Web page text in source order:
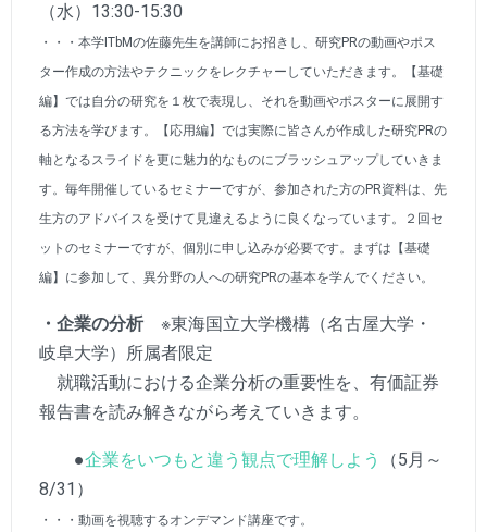
（水）13:30-15:30
・・・本学ITbMの佐藤先生を講師にお招きし、研究PRの動画やポス
ター作成の方法やテクニックをレクチャーしていただきます。【基礎
編】では自分の研究を１枚で表現し、それを動画やポスターに展開す
る方法を学びます。【応用編】では実際に皆さんが作成した研究PRの
軸となるスライドを更に魅力的なものにブラッシュアップしていきま
す。毎年開催しているセミナーですが、参加された方のPR資料は、先
生方のアドバイスを受けて見違えるように良くなっています。２回セ
ットのセミナーですが、個別に申し込みが必要です。まずは【基礎
編】に参加して、異分野の人への研究PRの基本を学んでください。
・企業の分析 ※東海国立大学機構（名古屋大学・
岐阜大学）所属者限定
就職活動における企業分析の重要性を、有価証券
報告書を読み解きながら考えていきます。
●企業をいつもと違う観点で理解しよう
（5月～
8/31）
・・・動画を視聴するオンデマンド講座です。